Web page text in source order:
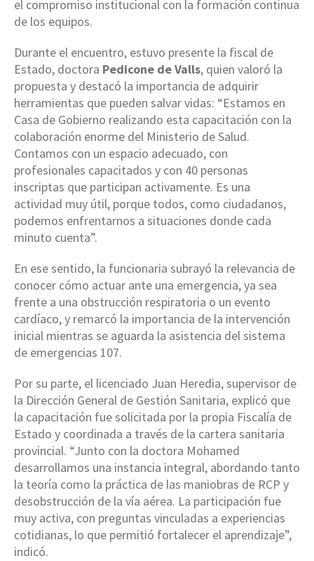
el compromiso institucional con la formación continua
de los equipos.
Durante el encuentro, estuvo presente la fiscal de
Estado, doctora Pedicone de Valls, quien valoró la
propuesta y destacó la importancia de adquirir
herramientas que pueden salvar vidas: “Estamos en
Casa de Gobierno realizando esta capacitación con la
colaboración enorme del Ministerio de Salud.
Contamos con un espacio adecuado, con
profesionales capacitados y con 40 personas
inscriptas que participan activamente. Es una
actividad muy útil, porque todos, como ciudadanos,
podemos enfrentarnos a situaciones donde cada
minuto cuenta”.
En ese sentido, la funcionaria subrayó la relevancia de
conocer cómo actuar ante una emergencia, ya sea
frente a una obstrucción respiratoria o un evento
cardíaco, y remarcó la importancia de la intervención
inicial mientras se aguarda la asistencia del sistema
de emergencias 107.
Por su parte, el licenciado Juan Heredia, supervisor de
la Dirección General de Gestión Sanitaria, explicó que
la capacitación fue solicitada por la propia Fiscalía de
Estado y coordinada a través de la cartera sanitaria
provincial. “Junto con la doctora Mohamed
desarrollamos una instancia integral, abordando tanto
la teoría como la práctica de las maniobras de RCP y
desobstrucción de la vía aérea. La participación fue
muy activa, con preguntas vinculadas a experiencias
cotidianas, lo que permitió fortalecer el aprendizaje”,
indicó.